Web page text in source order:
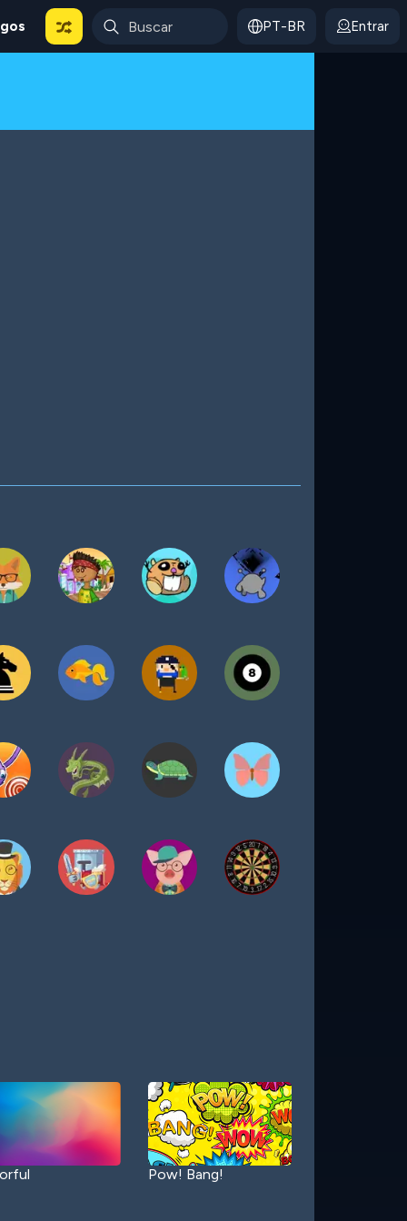
PT-BR Entrar
Pow! Bang!